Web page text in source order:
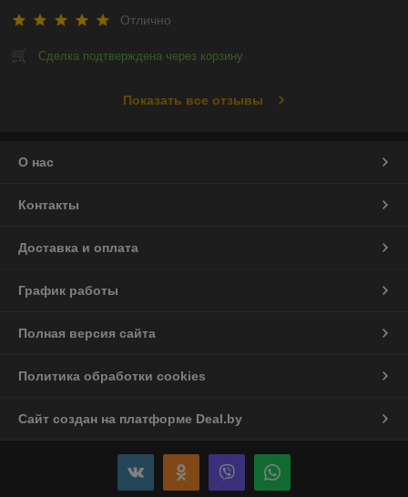
Отлично
Сделка подтверждена через корзину
Показать все отзывы
О нас
Контакты
Доставка и оплата
График работы
Полная версия сайта
Политика обработки cookies
Сайт создан на платформе Deal.by